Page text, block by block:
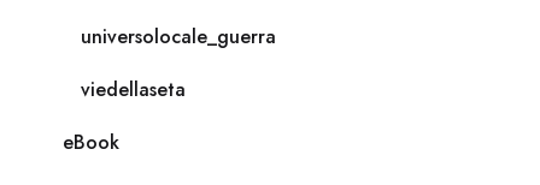
universolocale_guerra
viedellaseta
eBook